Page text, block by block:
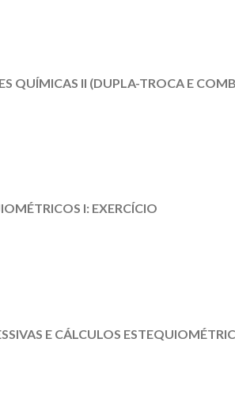
QUÍMICAS II (DUPLA-TROCA E
I: EXERCÍCIO
E CÁLCULOS